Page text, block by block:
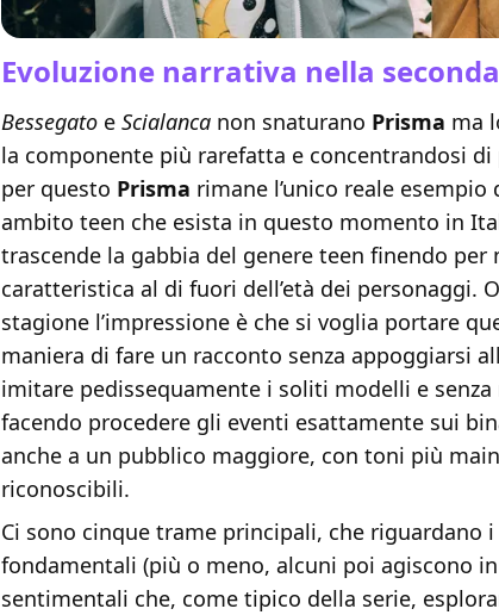
Evoluzione narrativa nella
Bessegato e Scialanca non snaturano Prisma ma
la componente più rarefatta e concentrandosi
per questo Prisma rimane l’unico reale
ambito teen che esista in questo momento in
trascende la gabbia del genere teen finendo per
caratteristica al di fuori dell’età dei personaggi.
stagione l’impressione è che si voglia portare
maniera di fare un racconto senza appoggiarsi
imitare pedissequamente i soliti modelli e
facendo procedere gli eventi esattamente sui
anche a un pubblico maggiore, con toni più
riconoscibili.
Ci sono cinque trame principali, che riguardano
fondamentali (più o meno, alcuni poi agiscono
sentimentali che, come tipico della serie,